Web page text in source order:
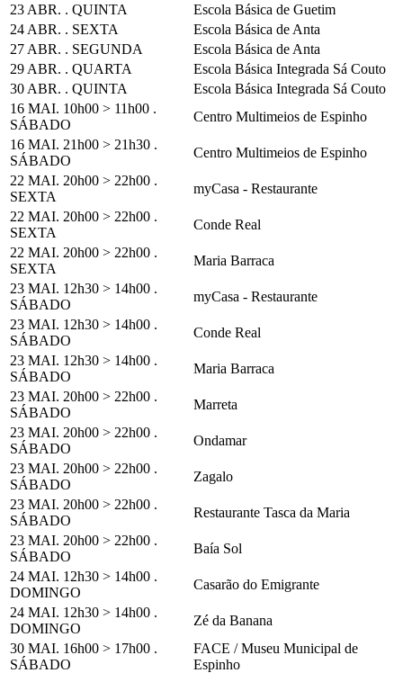
23 ABR. . QUINTA
Escola Básica de Guetim
24 ABR. . SEXTA
Escola Básica de Anta
27 ABR. . SEGUNDA
Escola Básica de Anta
29 ABR. . QUARTA
Escola Básica Integrada Sá Couto
30 ABR. . QUINTA
Escola Básica Integrada Sá Couto
16 MAI. 10h00 > 11h00 .
SÁBADO
Centro Multimeios de Espinho
16 MAI. 21h00 > 21h30 .
SÁBADO
Centro Multimeios de Espinho
22 MAI. 20h00 > 22h00 .
SEXTA
myCasa - Restaurante
22 MAI. 20h00 > 22h00 .
SEXTA
Conde Real
22 MAI. 20h00 > 22h00 .
SEXTA
Maria Barraca
23 MAI. 12h30 > 14h00 .
SÁBADO
myCasa - Restaurante
23 MAI. 12h30 > 14h00 .
SÁBADO
Conde Real
23 MAI. 12h30 > 14h00 .
SÁBADO
Maria Barraca
23 MAI. 20h00 > 22h00 .
SÁBADO
Marreta
23 MAI. 20h00 > 22h00 .
SÁBADO
Ondamar
23 MAI. 20h00 > 22h00 .
SÁBADO
Zagalo
23 MAI. 20h00 > 22h00 .
SÁBADO
Restaurante Tasca da Maria
23 MAI. 20h00 > 22h00 .
SÁBADO
Baía Sol
24 MAI. 12h30 > 14h00 .
DOMINGO
Casarão do Emigrante
24 MAI. 12h30 > 14h00 .
DOMINGO
Zé da Banana
30 MAI. 16h00 > 17h00 .
SÁBADO
FACE / Museu Municipal de
Espinho